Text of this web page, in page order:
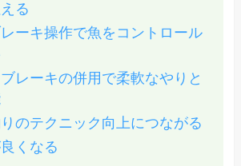
る
ーキ操作で魚をコントロール
ブレーキの併用で柔軟なやりと
のテクニック向上につながる
くなる